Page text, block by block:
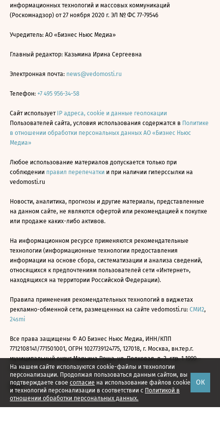
На нашем сайте используются cookie-файлы и технологии
персонализации. Продолжая пользоваться данным сайтом, вы
подтверждаете свое согласие на использование файлов cookie
и технологий персонализации в соответствии с Политикой в
отношении обработки персональных данных.
ОК
информационных технологий и массовых коммуникаций
(Роскомнадзор) от 27 ноября 2020 г. ЭЛ № ФС 77-79546
Учредитель: АО «Бизнес Ньюс Медиа»
Главный редактор: Казьмина Ирина Сергеевна
Электронная почта: news@vedomosti.ru
Телефон: +7 495 956-34-58
Сайт использует IP адреса, cookie и данные геолокации
Пользователей сайта, условия использования содержатся в Политике
в отношении обработки персональных данных АО «Бизнес Ньюс
Медиа»
Любое использование материалов допускается только при
соблюдении правил перепечатки и при наличии гиперссылки на
vedomosti.ru
Новости, аналитика, прогнозы и другие материалы, представленные
на данном сайте, не являются офертой или рекомендацией к покупке
или продаже каких-либо активов.
На информационном ресурсе применяются рекомендательные
технологии (информационные технологии предоставления
информации на основе сбора, систематизации и анализа сведений,
относящихся к предпочтениям пользователей сети «Интернет»,
находящихся на территории Российской Федерации).
Правила применения рекомендательных технологий в виджетах
рекламно-обменной сети, размещенных на сайте vedomosti.ru: СМИ2,
24smi
Все права защищены © АО Бизнес Ньюс Медиа, ИНН/КПП
7712108141/771501001, ОГРН 1027739124775, 127018, г. Москва, вн.тер.г.
муниципальный округ Марьина Роща, ул. Полковая, д. 3, стр. 1 1999—
2026